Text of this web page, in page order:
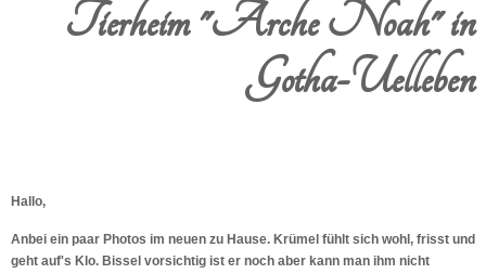
Tierheim "Arche Noah" in
Gotha-Uelleben
Hallo,
Anbei ein paar Photos im neuen zu Hause. Krümel fühlt sich wohl, frisst und
geht auf's Klo. Bissel vorsichtig ist er noch aber kann man ihm nicht